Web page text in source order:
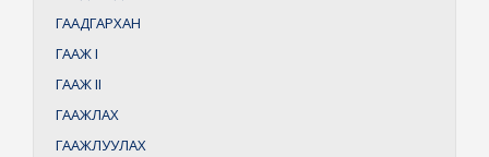
ГААДГАРХАН
ГААЖI
ГААЖII
ГААЖЛАХ
ГААЖЛУУЛАХ